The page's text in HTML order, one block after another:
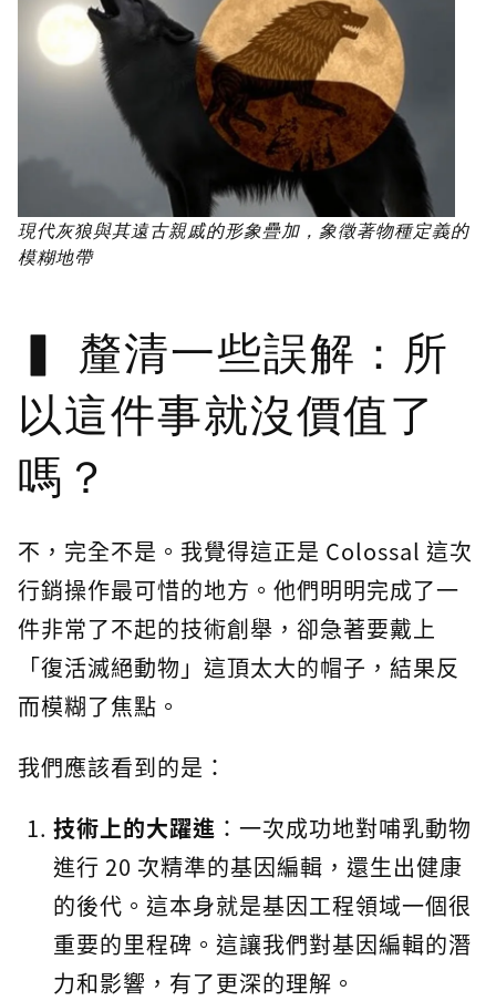
現代灰狼與其遠古親戚的形象疊加，象徵著物種定義的
模糊地帶
釐清一些誤解：所
以這件事就沒價值了
嗎？
不，完全不是。我覺得這正是 Colossal 這次
行銷操作最可惜的地方。他們明明完成了一
件非常了不起的技術創舉，卻急著要戴上
「復活滅絕動物」這頂太大的帽子，結果反
而模糊了焦點。
我們應該看到的是：
技術上的大躍進 ：一次成功地對哺乳動物
進行 20 次精準的基因編輯，還生出健康
的後代。這本身就是基因工程領域一個很
重要的里程碑。這讓我們對基因編輯的潛
力和影響，有了更深的理解。